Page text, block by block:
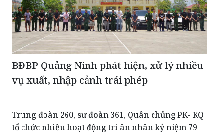
BĐBP Quảng Ninh phát hiện, xử lý nhiều
vụ xuất, nhập cảnh trái phép
Trung đoàn 260, sư đoàn 361, Quân chủng PK- KQ
tổ chức nhiều hoạt động tri ân nhân kỷ niệm 79